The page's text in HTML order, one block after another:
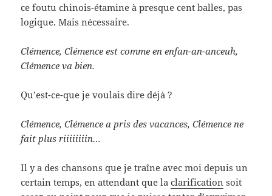
ce foutu chinois-étamine à presque cent balles, pas
logique. Mais nécessaire.
Clémence, Clémence est comme en enfan-an-anceuh,
Clémence va bien.
Qu’est-ce-que je voulais dire déjà ?
Clémence, Clémence a pris des vacances, Clémence ne
fait plus riiiiiiiin…
Il y a des chansons que je traîne avec moi depuis un
certain temps, en attendant que laclarification soit